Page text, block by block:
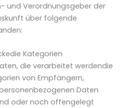
und Verordnungsgeber der
über folgende
Kategorien
die verarbeitet werdendie
von Empfängern,
Daten
oder noch offengelegt